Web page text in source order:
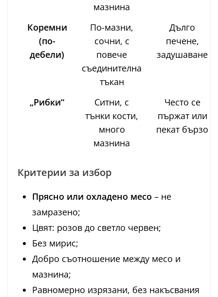
мазнина
Коремни
(по-
дебели)
По-мазни,
сочни, с
повече
съединителна
тъкан
Дълго
печене,
задушаване
„Рибки“
Ситни, с
тънки кости,
много
мазнина
Често се
пържат или
пекат бързо
Критерии за избор
Прясно или охладено месо – не
замразено;
Цвят: розов до светло червен;
Без мирис;
Добро съотношение между месо и
мазнина;
Равномерно изрязани, без накъсвания